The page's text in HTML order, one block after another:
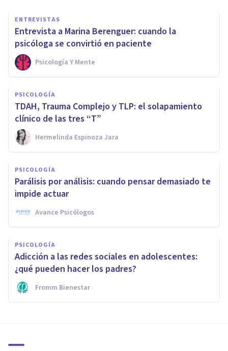
ENTREVISTAS
Entrevista a Marina Berenguer: cuando la
psicóloga se convirtió en paciente
Psicología Y Mente
PSICOLOGÍA
TDAH, Trauma Complejo y TLP: el solapamiento
clínico de las tres “T”
Hermelinda Espinoza Jara
PSICOLOGÍA
Parálisis por análisis: cuando pensar demasiado te
impide actuar
Avance Psicólogos
PSICOLOGÍA
Adicción a las redes sociales en adolescentes:
¿qué pueden hacer los padres?
Fromm Bienestar